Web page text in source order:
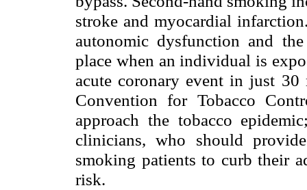
stroke and myocardial
autonomic dysfunction and
place when an individual is
acute coronary event in just
Convention for Tobacco
approach the tobacco
clinicians, who should
smoking patients to curb their
risk.